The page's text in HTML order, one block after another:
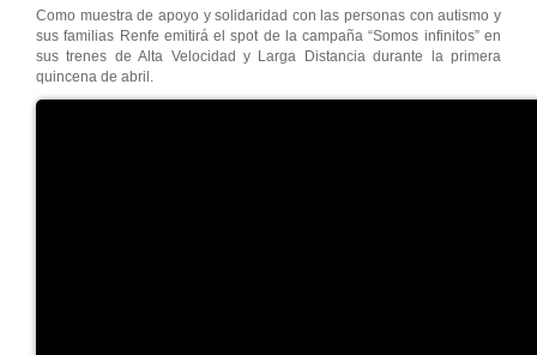
Como muestra de apoyo y solidaridad con las personas con autismo y
sus familias Renfe emitirá el spot de la campaña “Somos infinitos” en
sus trenes de Alta Velocidad y Larga Distancia durante la primera
quincena de abril.